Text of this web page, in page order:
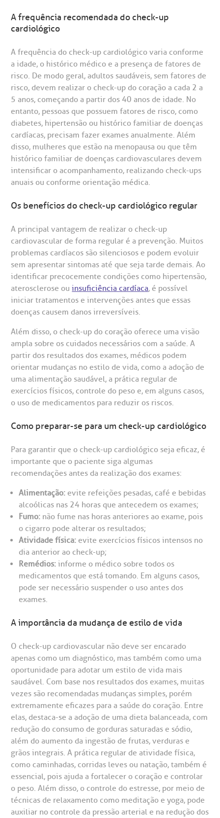
A frequência recomendada do check-up
cardiológico
A frequência do check-up cardiológico varia conforme
a idade, o histórico médico e a presença de fatores de
risco. De modo geral, adultos saudáveis, sem fatores de
risco, devem realizar o check-up do coração a cada 2 a
5 anos, começando a partir dos 40 anos de idade. No
entanto, pessoas que possuem fatores de risco, como
diabetes, hipertensão ou histórico familiar de doenças
cardíacas, precisam fazer exames anualmente. Além
disso, mulheres que estão na menopausa ou que têm
histórico familiar de doenças cardiovasculares devem
intensificar o acompanhamento, realizando check-ups
anuais ou conforme orientação médica.
Os benefícios do check-up cardiológico regular
A principal vantagem de realizar o check-up
cardiovascular de forma regular é a prevenção. Muitos
problemas cardíacos são silenciosos e podem evoluir
sem apresentar sintomas até que seja tarde demais. Ao
identificar precocemente condições como hipertensão,
aterosclerose ouinsuficiência cardíaca, é possível
iniciar tratamentos e intervenções antes que essas
doenças causem danos irreversíveis.
Além disso, o check-up do coração oferece uma visão
ampla sobre os cuidados necessários com a saúde. A
partir dos resultados dos exames, médicos podem
orientar mudanças no estilo de vida, como a adoção de
uma alimentação saudável, a prática regular de
exercícios físicos, controle do peso e, em alguns casos,
o uso de medicamentos para reduzir os riscos.
Como preparar-se para um check-up cardiológico
Para garantir que o check-up cardiológico seja eficaz, é
importante que o paciente siga algumas
recomendações antes da realização dos exames:
Alimentação: evite refeições pesadas, café e bebidas
alcoólicas nas 24 horas que antecedem os exames;
Fumo: não fume nas horas anteriores ao exame, pois
o cigarro pode alterar os resultados;
Atividade física: evite exercícios físicos intensos no
dia anterior ao check-up;
Remédios: informe o médico sobre todos os
medicamentos que está tomando. Em alguns casos,
pode ser necessário suspender o uso antes dos
exames.
A importância da mudança de estilo de vida
O check-up cardiovascular não deve ser encarado
apenas como um diagnóstico, mas também como uma
oportunidade para adotar um estilo de vida mais
saudável. Com base nos resultados dos exames, muitas
vezes são recomendadas mudanças simples, porém
extremamente eficazes para a saúde do coração. Entre
elas, destaca-se a adoção de uma dieta balanceada, com
redução do consumo de gorduras saturadas e sódio,
além do aumento da ingestão de frutas, verduras e
grãos integrais. A prática regular de atividade física,
como caminhadas, corridas leves ou natação, também é
essencial, pois ajuda a fortalecer o coração e controlar
o peso. Além disso, o controle do estresse, por meio de
técnicas de relaxamento como meditação e yoga, pode
auxiliar no controle da pressão arterial e na redução dos